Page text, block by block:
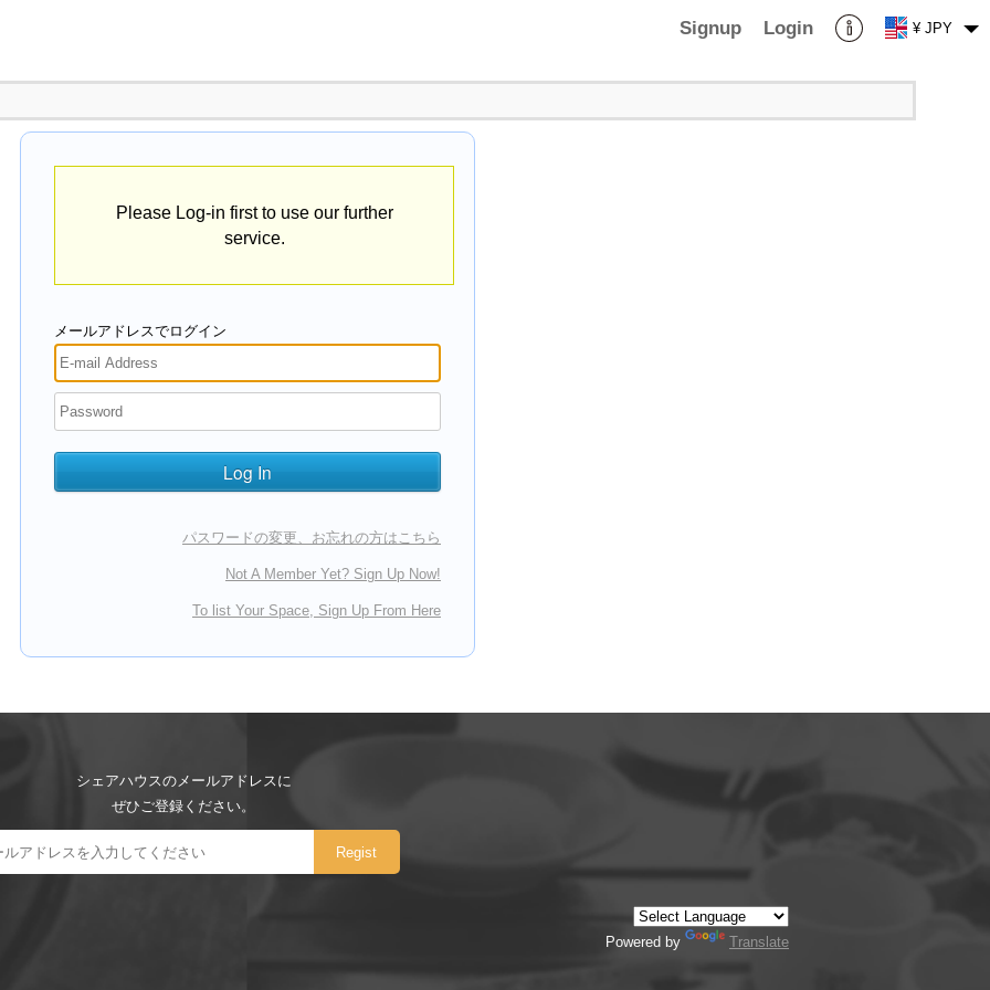
Signup Login ¥ JPY
Please Log-in first to use our further
service.
メールアドレスでログイン
パスワードの変更、お忘れの方はこちら
Not A Member Yet? Sign Up Now!
To list Your Space, Sign Up From Here
シェアハウスのメールアドレスに
ぜひご登録ください。
Powered by Translate